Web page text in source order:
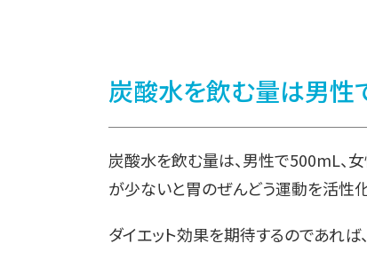
炭酸水を飲む量は男性
炭酸水を飲む量は、男性で500mL、
が少ないと胃のぜんどう運動を活性
ダイエット効果を期待するのであれば